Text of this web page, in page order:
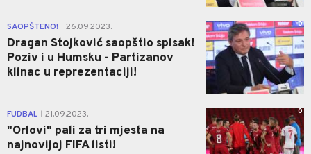
SAOPŠTENO! 26.09.2023.
Dragan Stojković saopštio spisak!
Poziv i u Humsku - Partizanov
klinac u reprezentaciji!
0
FUDBAL 21.09.2023.
"Orlovi" pali za tri mjesta na
najnovijoj FIFA listi!
0